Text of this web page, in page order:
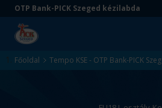
Ugrás
tartalomra
Ugrás
aljára
OTP Bank-PICK Szeged kézilabda
Kezdőlap
Főoldal Tempo KSE - OTP Bank-PICK